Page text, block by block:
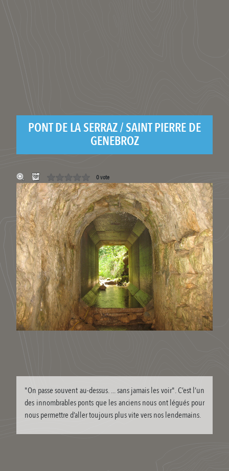
PONT DE LA SERRAZ / SAINT PIERRE DE
GENEBROZ
0 vote
"On passe souvent au-dessus. ... sans jamais les voir". C’est l’un
des innombrables ponts que les anciens nous ont légués pour
nous permettre d’aller toujours plus vite vers nos lendemains.